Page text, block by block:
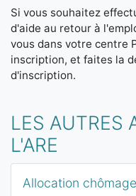
Si vous souhaitez
d'aide au retour à
vous dans votre centre
inscription, et faites la
d'inscription.
LES AUTRES
L'ARE
Allocation